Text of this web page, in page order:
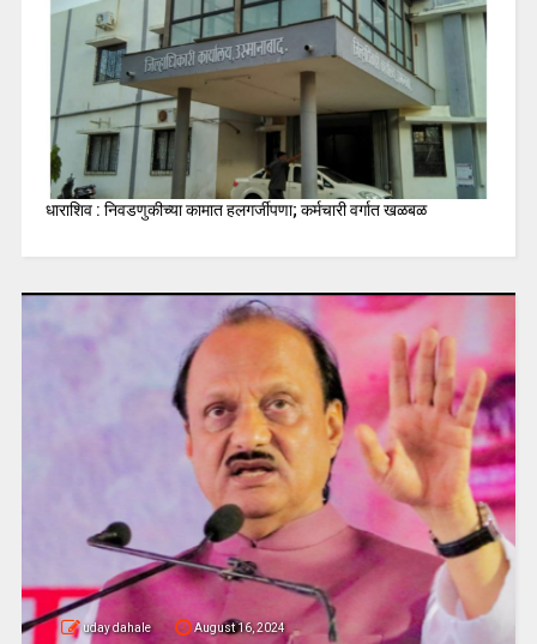
धाराशिव : निवडणुकीच्या कामात हलगर्जीपणा; कर्मचारी वर्गात खळबळ
uday dahale August 16, 2024